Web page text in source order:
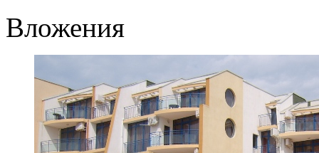
Вложения